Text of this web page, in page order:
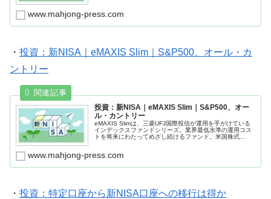
米国だけでなく、全世界で売上があるため、全世界分散に
www.mahjong-press.com
・ 投資：新NISA｜eMAXIS Slim｜S&P500、オール・カ
ントリー
投資：新NISA｜eMAXIS Slim｜S&P500、オー
ル・カントリー
eMAXIS Slimは、三菱UFJ国際投信が運用を手がけている
インデックスファンドシリーズ。業界最低水準の運用コス
トを将来にわたってめざし続けるファンド。米国株式
び新興国の株式市場の値動きに連動して投資。米国約
www.mahjong-press.com
・ 投資：特定口座から新NISA口座への移行は得か